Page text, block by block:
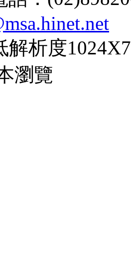
解析度
瀏覽